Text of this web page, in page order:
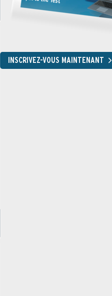
INSCRIVEZ-VOUS MAINTENANT